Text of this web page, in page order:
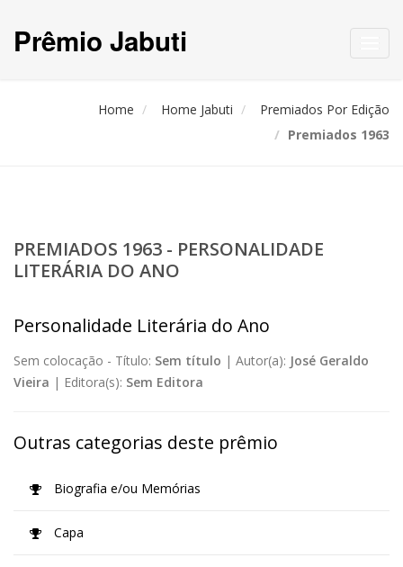
Prêmio Jabuti
Home Home Jabuti
Premiados Por Edição
Premiados 1963
PREMIADOS 1963 - PERSONALIDADE
LITERÁRIA DO ANO
Personalidade Literária do Ano
Sem colocação - Título: Sem título | Autor(a): José Geraldo
Vieira | Editora(s): Sem Editora
Outras categorias deste prêmio
Biografia e/ou Memórias
Capa